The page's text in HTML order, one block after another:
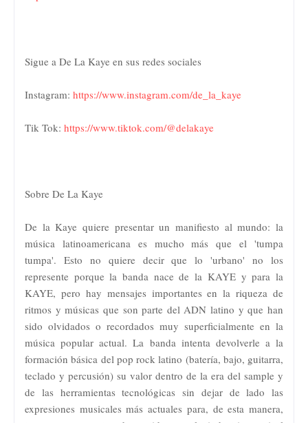
Sigue a De La Kaye en sus redes sociales
Instagram: https://www.instagram.com/de_la_kaye
Tik Tok: https://www.tiktok.com/@delakaye
Sobre De La Kaye
De la Kaye quiere presentar un manifiesto al mundo: la
música latinoamericana es mucho más que el 'tumpa
tumpa'. Esto no quiere decir que lo 'urbano' no los
represente porque la banda nace de la KAYE y para la
KAYE, pero hay mensajes importantes en la riqueza de
ritmos y músicas que son parte del ADN latino y que han
sido olvidados o recordados muy superficialmente en la
música popular actual. La banda intenta devolverle a la
formación básica del pop rock latino (batería, bajo, guitarra,
teclado y percusión) su valor dentro de la era del sample y
de las herramientas tecnológicas sin dejar de lado las
expresiones musicales más actuales para, de esta manera,